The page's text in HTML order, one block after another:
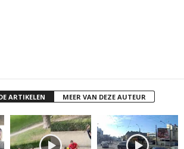
ARTIKELEN MEER VAN DEZE AUTEUR